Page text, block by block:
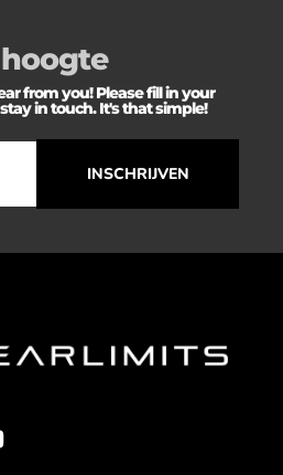
from you! Please fill in your
in touch. It's that simple!
INSCHRIJVEN